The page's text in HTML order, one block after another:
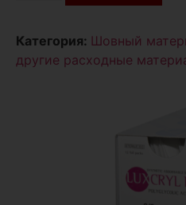
Категория: Шовный
другие расходные